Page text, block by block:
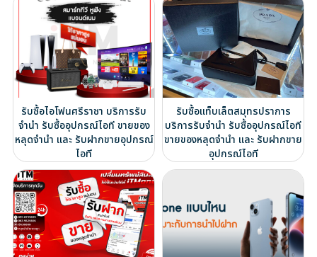
รับซื้อไอโฟนศรีราชา บริการรับ
จำนำ รับซื้ออุปกรณ์ไอที ขายของ
หลุดจำนำ และ รับฝากขายอุปกรณ์
ไอที
รับซื้อแท็บเล็ตสมุทรปราการ
บริการรับจำนำ รับซื้ออุปกรณ์ไอที
ขายของหลุดจำนำ และ รับฝากขาย
อุปกรณ์ไอที